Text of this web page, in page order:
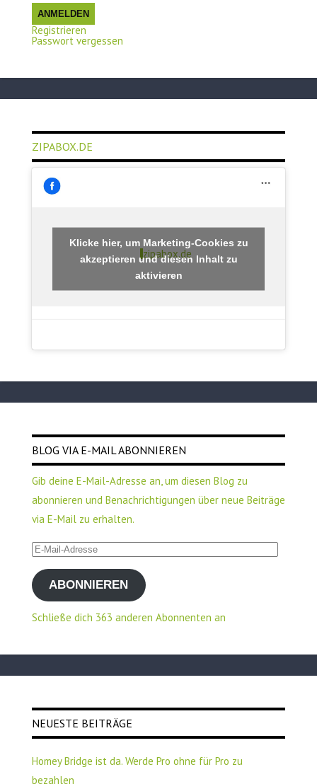
ANMELDEN
Registrieren
Passwort vergessen
ZIPABOX.DE
zipabox.de
Klicke hier, um Marketing-Cookies zu
akzeptieren und diesen Inhalt zu
aktivieren
BLOG VIA E-MAIL ABONNIEREN
Gib deine E-Mail-Adresse an, um diesen Blog zu
abonnieren und Benachrichtigungen über neue Beiträge
via E-Mail zu erhalten.
E-
Mail-
AdresseABONNIEREN
Schließe dich 363 anderen Abonnenten an
NEUESTE BEITRÄGE
Homey Bridge ist da. Werde Pro ohne für Pro zu
bezahlen